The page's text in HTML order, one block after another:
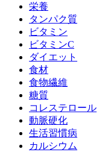
栄養
タンパク質
ビタミン
ビタミンC
ダイエット
食材
食物繊維
糖質
コレステロール
動脈硬化
生活習慣病
カルシウム